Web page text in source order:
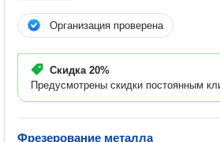
Организация проверена
Скидка 20%
Предусмотрены скидки постоянным
Фрезерование металла